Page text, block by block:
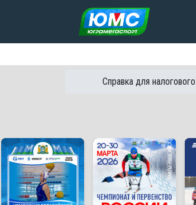
Перейти к содержанию
Справка для